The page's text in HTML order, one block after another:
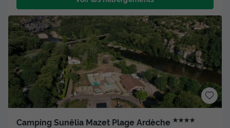
Camping Sunêlia Mazet Plage Ardèche ★★★★